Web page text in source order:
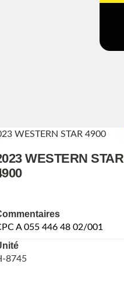
WESTERN STAR
A 055 446 48 02/001
8745